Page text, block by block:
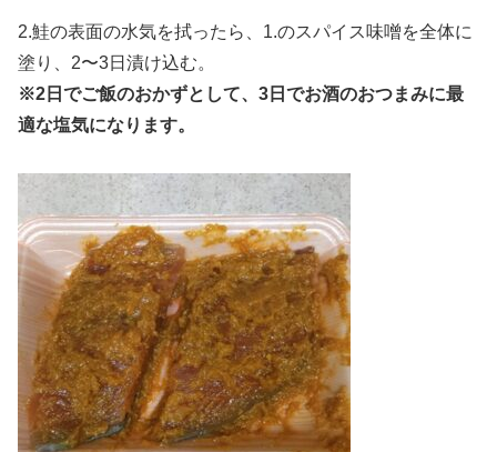
2.鮭の表面の水気を拭ったら、1.のスパイス味噌を全体に
塗り、2〜3日漬け込む。
※2日でご飯のおかずとして、3日でお酒のおつまみに最
適な塩気になります。